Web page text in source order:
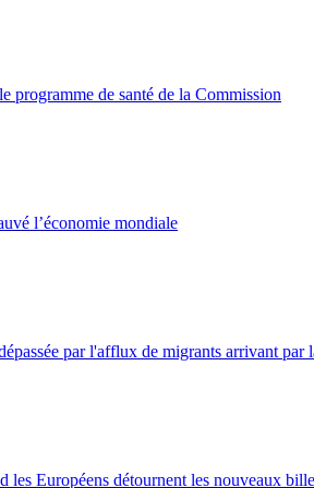
programme de santé de la Commission
l’économie mondiale
par l'afflux de migrants arrivant par
les Européens détournent les nouveaux